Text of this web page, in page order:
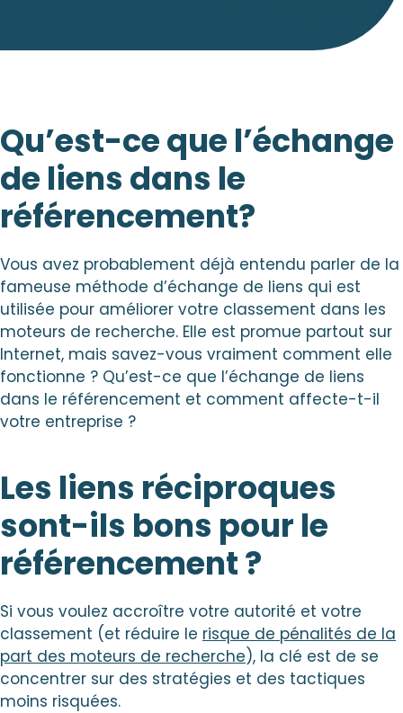
Qu’est-ce que l’échange
de liens dans le
référencement?
Vous avez probablement déjà entendu parler de la
fameuse méthode d’échange de liens qui est
utilisée pour améliorer votre classement dans les
moteurs de recherche. Elle est promue partout sur
Internet, mais savez-vous vraiment comment elle
fonctionne ? Qu’est-ce que l’échange de liens
dans le référencement et comment affecte-t-il
votre entreprise ?
Les liens réciproques
sont-ils bons pour le
référencement ?
Si vous voulez accroître votre autorité et votre
classement (et réduire le risque de pénalités de la
part des moteurs de recherche), la clé est de se
concentrer sur des stratégies et des tactiques
moins risquées.